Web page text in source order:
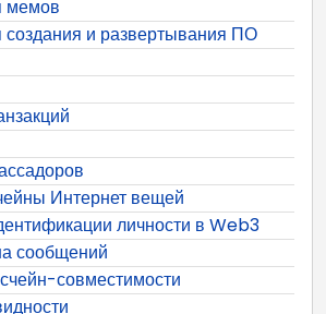
мемов
и развертывания ПО
Интернет вещей
личности в Web3
сообщений
совместимости